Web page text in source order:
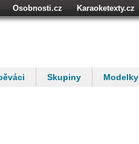
Osobnosti.cz Karaoketexty.cz
Skupiny Modelky